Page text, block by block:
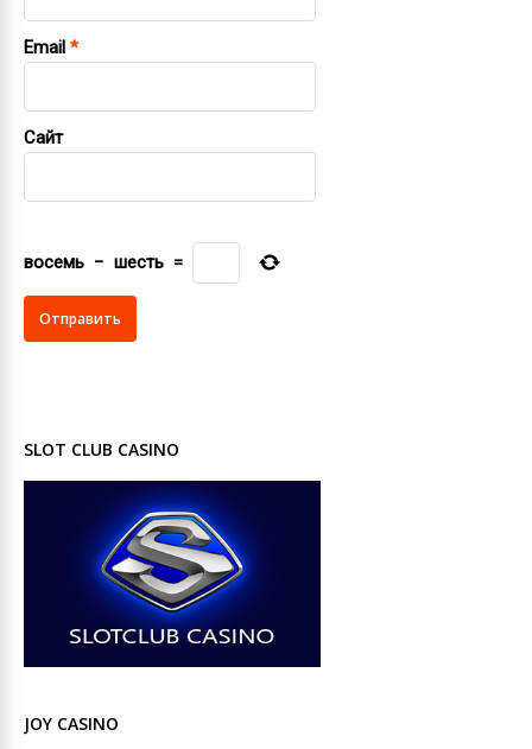
Email *
Сайт
восемь − шесть =
SLOT CLUB CASINO
JOY CASINO